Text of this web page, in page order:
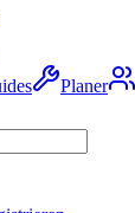
Planer